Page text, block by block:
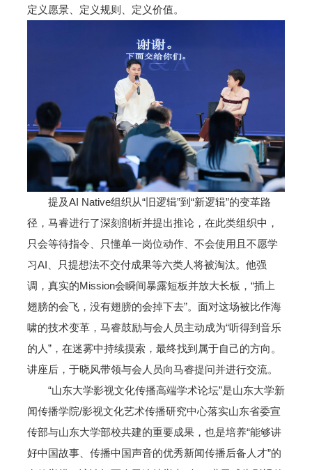
定义愿景、定义规则、定义价值。
提及AI Native组织从“旧逻辑”到“新逻辑”的变革路
径，马睿进行了深刻剖析并提出推论，在此类组织中，
只会等待指令、只懂单一岗位动作、不会使用且不愿学
习AI、只提想法不交付成果等六类人将被淘汰。他强
调，真实的Mission会瞬间暴露短板并放大长板，“插上
翅膀的会飞，没有翅膀的会掉下去”。面对这场被比作海
啸的技术变革，马睿鼓励与会人员主动成为“听得到音乐
的人”，在迷雾中持续摸索，最终找到属于自己的方向。
讲座后，于晓风带领与会人员向马睿提问并进行交流。
“山东大学影视文化传播高端学术论坛”是山东大学新
闻传播学院/影视文化艺术传播研究中心落实山东省委宣
传部与山东大学部校共建的重要成果，也是培养“能够讲
好中国故事、传播中国声音的优秀新闻传播后备人才”的